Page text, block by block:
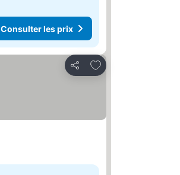
Consulter les prix
Partager
Ajouter à mes favoris